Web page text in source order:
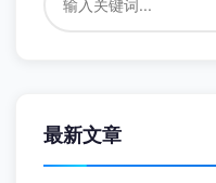
最新文章